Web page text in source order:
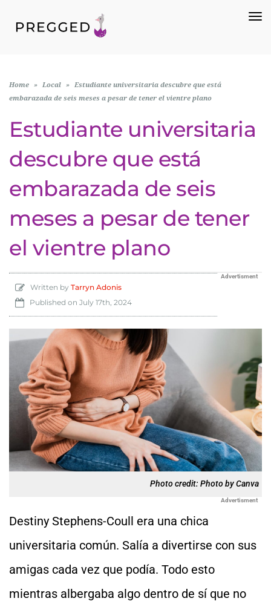
Home » Local »
Estudiante universitaria descubre que está
embarazada de seis meses a pesar de tener el vientre plano
Estudiante universitaria
descubre que está
embarazada de seis
meses a pesar de tener
el vientre plano
Advertisment
Written by Tarryn Adonis
Published on July 17th, 2024
Photo credit: Photo by Canva
Advertisment
Destiny Stephens-Coull era una chica
universitaria común. Salía a divertirse con sus
amigas cada vez que podía. Todo esto
mientras albergaba algo dentro de sí que no